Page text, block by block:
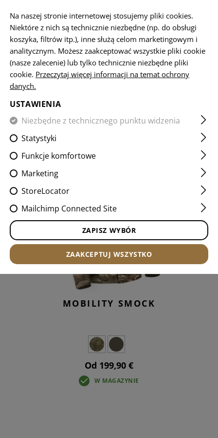
STRONA GŁÓWNA ODZIEŻ JACKETS SMOCKS
FILTR
MOBILITY SMOCK
Od 199,90 €
W MAGAZYNIE
Na naszej stronie internetowej stosujemy pliki cookies.
Niektóre z nich są technicznie niezbędne (np. do obsługi
koszyka, filtrów itp.), inne służą celom marketingowym i
analitycznym. Możesz zaakceptować wszystkie pliki cookie
(nasze zalecenie) lub tylko technicznie niezbędne pliki
cookie. Przeczytaj więcej informacji na temat ochrony
danych.
USTAWIENIA
Niezbędne z technicznego punktu widzenia
Statystyki
Funkcje komfortowe
Marketing
StoreLocator
Mailchimp Connected Site
ZAPISZ WYBÓR
ZAAKCEPTUJ WSZYSTKO